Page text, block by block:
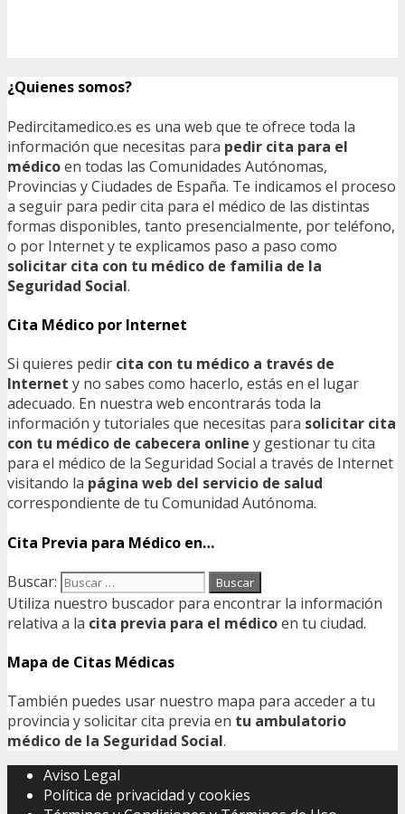
¿Quienes somos?
Pedircitamedico.es es una web que te ofrece toda la
información que necesitas para pedir cita para el
médicoen todas las Comunidades Autónomas,
Provincias y Ciudades de España. Te indicamos el proceso
a seguir para pedir cita para el médico de las distintas
formas disponibles, tanto presencialmente, por teléfono,
o por Internet y te explicamos paso a paso como
solicitar cita con tu médico de familia de la
Seguridad Social.
Cita Médico por Internet
Si quieres pedir cita con tu médico a través de
Internet y no sabes como hacerlo, estás en el lugar
adecuado. En nuestra web encontrarás toda la
información y tutoriales que necesitas para solicitar cita
con tu médico de cabecera online y gestionar tu cita
para el médico de la Seguridad Social a través de Internet
visitando la página web del servicio de salud
correspondiente de tu Comunidad Autónoma.
Cita Previa para Médico en…
Buscar:
Utiliza nuestro buscador para encontrar la información
relativa a la cita previa para el médicoen tu ciudad.
Mapa de Citas Médicas
También puedes usar nuestro mapa para acceder a tu
provincia y solicitar cita previa en tu ambulatorio
médico de la Seguridad Social.
Aviso Legal
Política de privacidad y cookies